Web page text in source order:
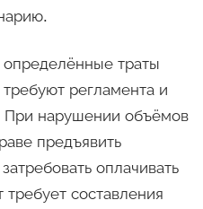
траты
регламента и
При нарушении объёмов
предъявить
оплачивать
составления